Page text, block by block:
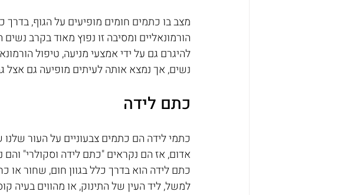
מצב בו כתמים חומים מופיעים על הגוף, בדרך
הורמונאליים ומסיבה זו נפוץ מאוד בקרב
להיגרם גם על ידי אמצעי מניעה, טיפול
נשים, אך נמצא אותה לעיתים מופיעה גם אצל
כתם לידה
כתמי לידה הם כתמים צבעוניים על העור
אדום, אז הם נקראים "כתם לידה וסקולרי" והם
כתם לידה הוא בדרך כלל בגוון חום, שחור או
למשל, ליד העין של התינוק, או מהווים בעיה